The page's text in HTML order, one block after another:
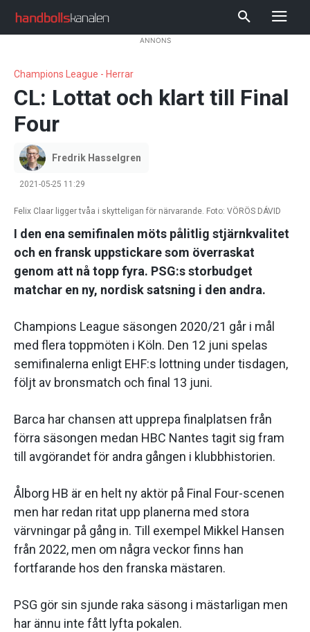
ANNONS
Champions League - Herrar
CL: Lottat och klart till Final
Four
Fredrik Hasselgren
2021-05-25 11:29
Felix Claar ligger tvåa i skytteligan för närvarande. Foto: VÖRÖS DÁVID
I den ena semifinalen möts pålitlig stjärnkvalitet
och en fransk uppstickare som överraskat
genom att nå topp fyra. PSG:s storbudget
matchar en ny, nordisk satsning i den andra.
Champions League säsongen 2020/21 går i mål
med flera toppmöten i Köln. Den 12 juni spelas
semifinalerna enligt EHF:s lottning under tisdagen,
följt av bronsmatch och final 13 juni.
Barca har chansen att upprepa finalplatsen från
förra säsongen medan HBC Nantes tagit sig fram
till avgörandet för andra gången i klubbhistorien.
Ålborg HB är en helt ny aktör på Final Four-scenen
men har redan ritat upp planerna med stora
värvningar på gång in. Till exempel Mikkel Hansen
från 2022, men om några veckor finns han
fortfarande hos den franska mästaren.
PSG gör sin sjunde raka säsong i mästarligan men
har ännu inte fått lyfta pokalen.